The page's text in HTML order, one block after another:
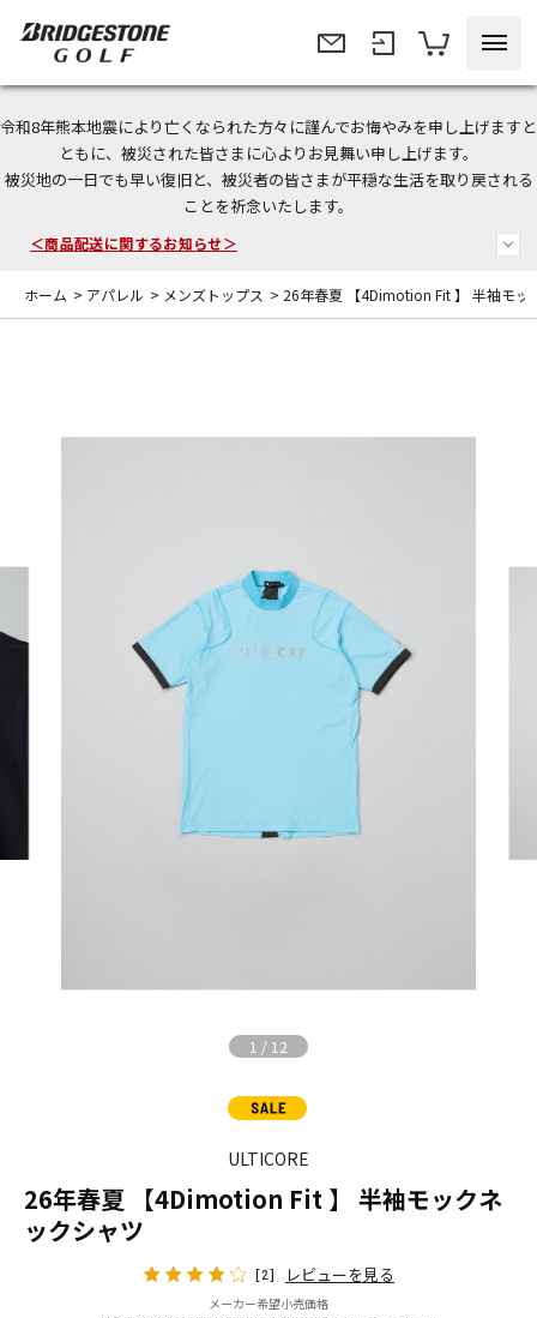
令和8年熊本地震により亡くなられた方々に謹んでお悔やみを申し上げますと
ともに、被災された皆さまに心よりお見舞い申し上げます。
被災地の一日でも早い復旧と、被災者の皆さまが平穏な生活を取り戻される
ことを祈念いたします。
今なら新規会員登録で1,000円OFFクーポンプレゼント！
＜商品配送に関するお知らせ＞
＜夏季休暇中のご注文・発送・お問い合わせ＞
ホーム > アパレル > メンズトップス > 26年春夏 【4Dimotion Fit 】 半袖モッ
1 / 12
ULTICORE
26年春夏 【4Dimotion Fit 】 半袖モックネ
ックシャツ
[2] レビューを見る
メーカー希望小売価格